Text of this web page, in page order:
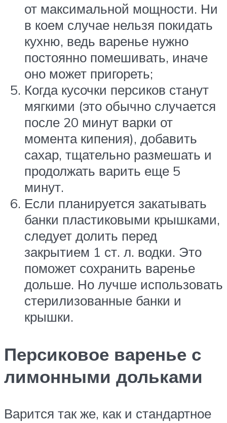
от максимальной мощности. Ни
в коем случае нельзя покидать
кухню, ведь варенье нужно
постоянно помешивать, иначе
оно может пригореть;
Когда кусочки персиков станут
мягкими (это обычно случается
после 20 минут варки от
момента кипения), добавить
сахар, тщательно размешать и
продолжать варить еще 5
минут.
Если планируется закатывать
банки пластиковыми крышками,
следует долить перед
закрытием 1 ст. л. водки. Это
поможет сохранить варенье
дольше. Но лучше использовать
стерилизованные банки и
крышки.
Персиковое варенье с
лимонными дольками
Варится так же, как и стандартное